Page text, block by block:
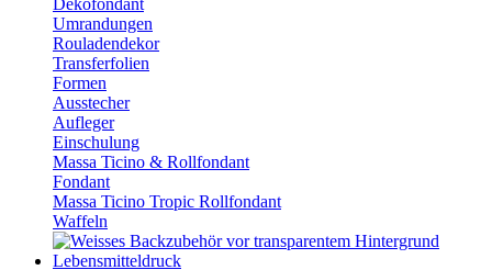
Dekofondant
Umrandungen
Rouladendekor
Transferfolien
Formen
Ausstecher
Aufleger
Einschulung
Massa Ticino & Rollfondant
Fondant
Massa Ticino Tropic Rollfondant
Waffeln
Lebensmitteldruck